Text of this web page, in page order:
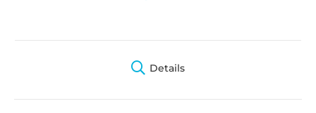
Details